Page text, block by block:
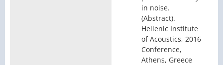
in noise.
(Abstract).
Hellenic Institute
of Acoustics, 2016
Conference,
Athens, Greece